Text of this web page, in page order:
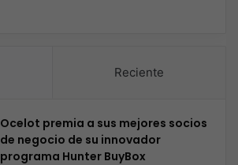
Reciente
Ocelot premia a sus mejores socios
de negocio de su innovador
programa Hunter BuyBox